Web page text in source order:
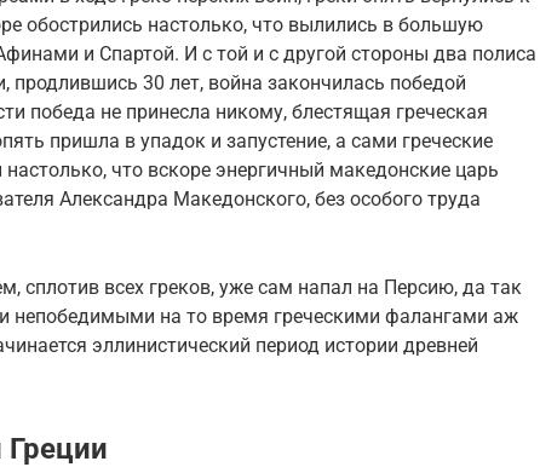
обострились настолько, что вылились в большую
и Спартой. И с той и с другой стороны два полиса
продлившись 30 лет, война закончилась победой
победа не принесла никому, блестящая греческая
пришла в упадок и запустение, а сами греческие
что вскоре энергичный македонские царь
Александра Македонского, без особого труда
сплотив всех греков, уже сам напал на Персию, да так
непобедимыми на то время греческими фалангами аж
эллинистический период истории древней
Греции